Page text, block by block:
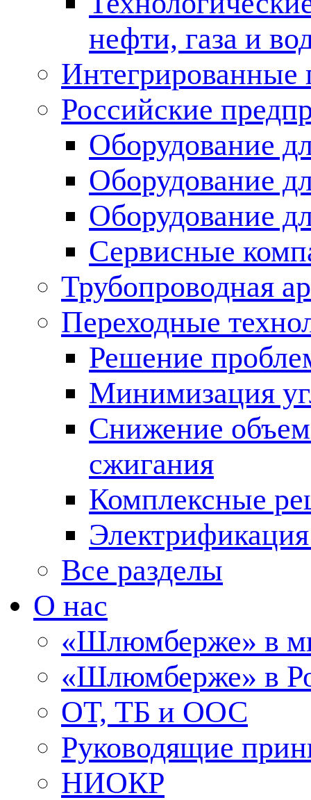
нефти, газа и
Российские
Оборудование
Оборудование
Оборудование
Сервисные
Трубопроводная
Переходные
Решение
Минимизация
Снижение
сжигания
Комплексные
Все разделы
О нас
«Шлюмберже» в
«Шлюмберже» в
ОТ, ТБ и ООС
Руководящие
НИОКР